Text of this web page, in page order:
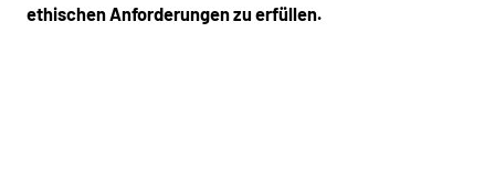
ethischen Anforderungen zu erfüllen.